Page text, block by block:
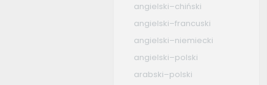
angielski–chiński
angielski–francuski
angielski–niemiecki
angielski–polski
arabski–polski